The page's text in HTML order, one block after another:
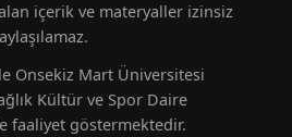
içerik ve materyaller izinsiz
Onsekiz Mart Üniversitesi
Kültür ve Spor Daire
faaliyet göstermektedir.